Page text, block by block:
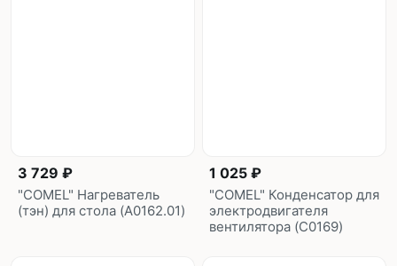
3 729 ₽
"COMEL" Нагреватель
(тэн) для стола (A0162.01)
1 025 ₽
"COMEL" Конденсатор для
электродвигателя
вентилятора (C0169)